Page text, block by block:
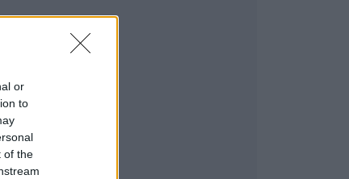
or
to
of the